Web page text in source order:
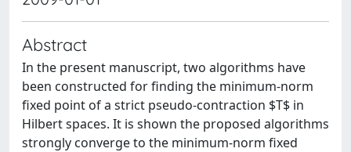
Abstract
In the present manuscript, two algorithms have
been constructed for finding the minimum-norm
fixed point of a strict pseudo-contraction $T$ in
Hilbert spaces. It is shown the proposed algorithms
strongly converge to the minimum-norm fixed